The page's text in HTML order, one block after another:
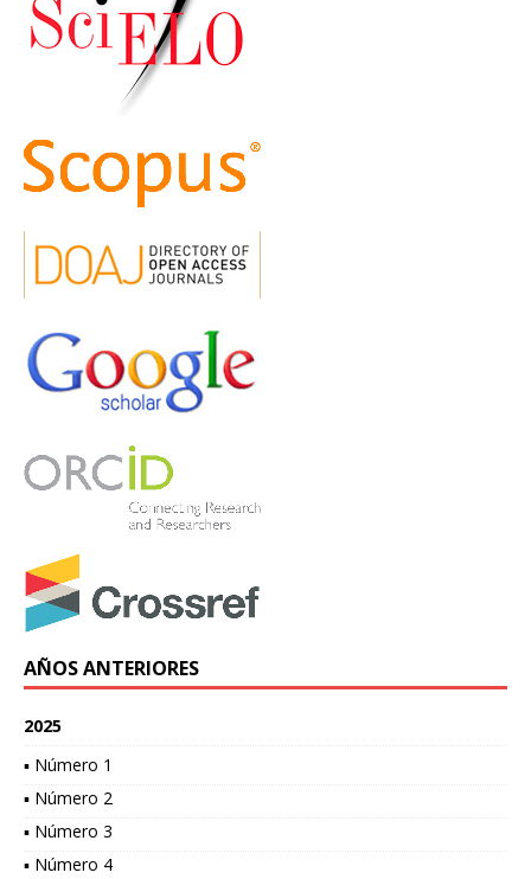
AÑOS ANTERIORES
2025
▪ Número 1
▪ Número 2
▪ Número 3
▪ Número 4